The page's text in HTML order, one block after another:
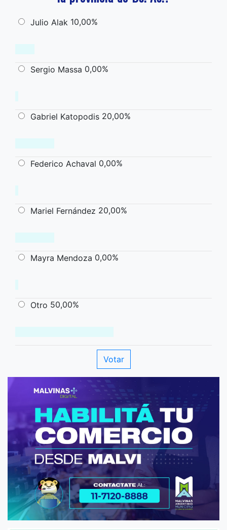
Julio Alak 10,00%
Sergio Massa 0,00%
Gabriel Katopodis 20,00%
Federico Achaval 0,00%
Mariel Fernández 20,00%
Mayra Mendoza 0,00%
Otro 50,00%